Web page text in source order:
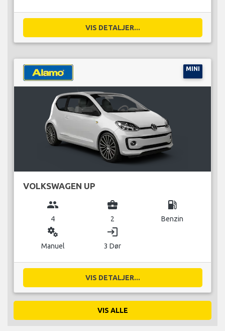
VIS DETALJER...
MINI
VOLKSWAGEN UP
group
4
business_center
2
local_gas_station
Benzin
miscellaneous_services
Manuel
login
3 Dør
VIS DETALJER...
VIS ALLE